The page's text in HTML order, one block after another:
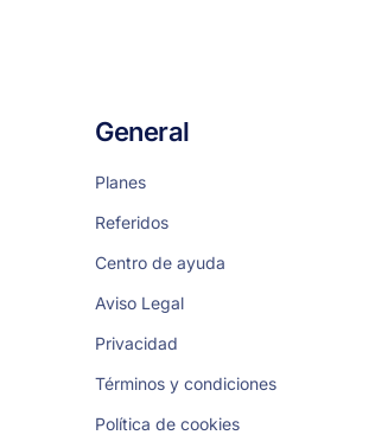
General
Planes
Referidos
Centro de ayuda
Aviso Legal
Privacidad
Términos y condiciones
Política de cookies